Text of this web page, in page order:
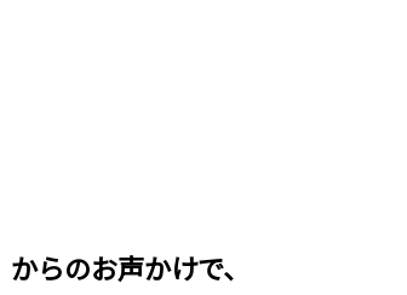
からのお声かけで、